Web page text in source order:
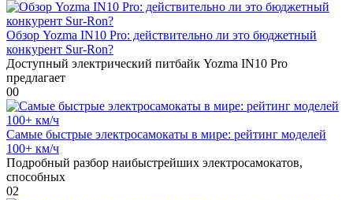
Обзор Yozma IN10 Pro: действительно ли это бюджетный
конкурент Sur-Ron?
Доступный электрический питбайк Yozma IN10 Pro
предлагает
00
Самые быстрые электросамокаты в мире: рейтинг моделей
100+ км/ч
Подробный разбор наибыстрейших электросамокатов,
способных
02